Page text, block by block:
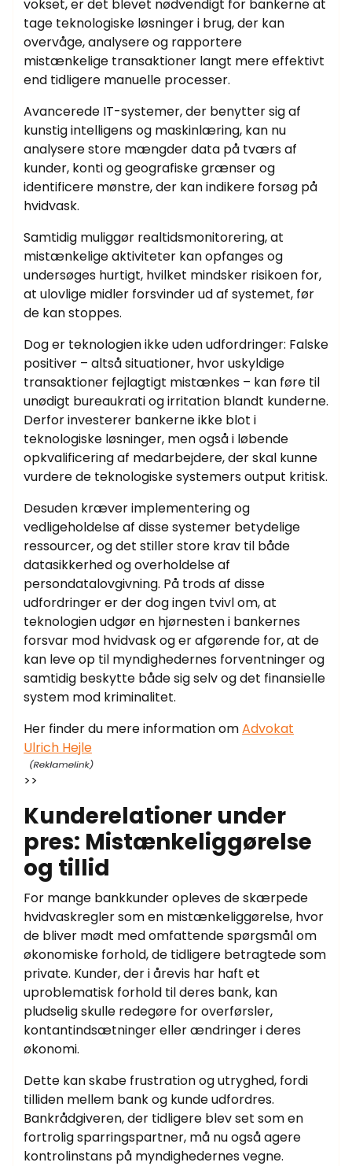
vokset, er det blevet nødvendigt for bankerne at
tage teknologiske løsninger i brug, der kan
overvåge, analysere og rapportere
mistænkelige transaktioner langt mere effektivt
end tidligere manuelle processer.
Avancerede IT-systemer, der benytter sig af
kunstig intelligens og maskinlæring, kan nu
analysere store mængder data på tværs af
kunder, konti og geografiske grænser og
identificere mønstre, der kan indikere forsøg på
hvidvask.
Samtidig muliggør realtidsmonitorering, at
mistænkelige aktiviteter kan opfanges og
undersøges hurtigt, hvilket mindsker risikoen for,
at ulovlige midler forsvinder ud af systemet, før
de kan stoppes.
Dog er teknologien ikke uden udfordringer: Falske
positiver – altså situationer, hvor uskyldige
transaktioner fejlagtigt mistænkes – kan føre til
unødigt bureaukrati og irritation blandt kunderne.
Derfor investerer bankerne ikke blot i
teknologiske løsninger, men også i løbende
opkvalificering af medarbejdere, der skal kunne
vurdere de teknologiske systemers output kritisk.
Desuden kræver implementering og
vedligeholdelse af disse systemer betydelige
ressourcer, og det stiller store krav til både
datasikkerhed og overholdelse af
persondatalovgivning. På trods af disse
udfordringer er der dog ingen tvivl om, at
teknologien udgør en hjørnesten i bankernes
forsvar mod hvidvask og er afgørende for, at de
kan leve op til myndighedernes forventninger og
samtidig beskytte både sig selv og det finansielle
system mod kriminalitet.
Her finder du mere information omAdvokat
Ulrich Hejle
>>
Kunderelationer under
pres: Mistænkeliggørelse
og tillid
For mange bankkunder opleves de skærpede
hvidvaskregler som en mistænkeliggørelse, hvor
de bliver mødt med omfattende spørgsmål om
økonomiske forhold, de tidligere betragtede som
private. Kunder, der i årevis har haft et
uproblematisk forhold til deres bank, kan
pludselig skulle redegøre for overførsler,
kontantindsætninger eller ændringer i deres
økonomi.
Dette kan skabe frustration og utryghed, fordi
tilliden mellem bank og kunde udfordres.
Bankrådgiveren, der tidligere blev set som en
fortrolig sparringspartner, må nu også agere
kontrolinstans på myndighedernes vegne.